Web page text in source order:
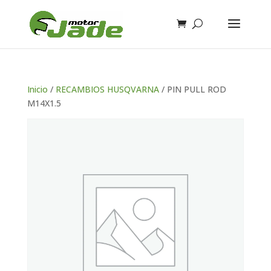
Inicio / RECAMBIOS HUSQVARNA/ PIN PULL ROD
M14X1.5